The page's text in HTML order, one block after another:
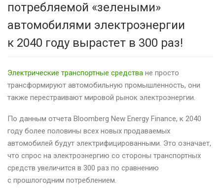
потребляемой «зелеными»
автомобилями электроэнергии
к 2040 году вырастет в 300 раз!
Электрические транспортные средства не просто
трансформируют автомобильную промышленность, они
также перестраивают мировой рынок электроэнергии.
По данным отчета Bloomberg New Energy Finance, к 2040
году более половины всех новых продаваемых
автомобилей будут электрифицированными. Это означает,
что спрос на электроэнергию со стороны транспортных
средств увеличится в 300 раз по сравнению
с прошлогодним потреблением.